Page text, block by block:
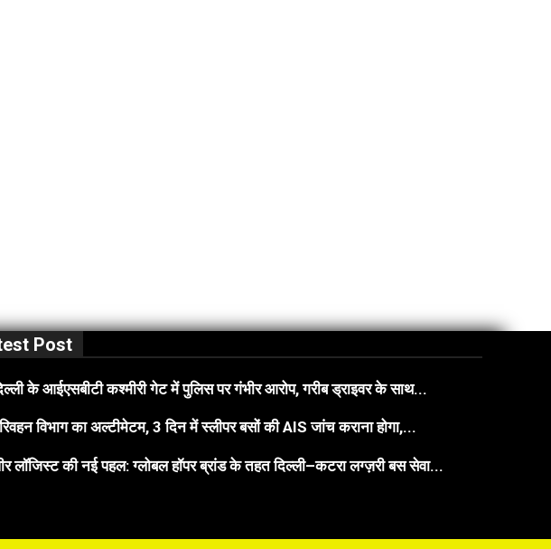
Post
के आईएसबीटी कश्मीरी गेट में पुलिस पर गंभीर आरोप, गरीब ड्राइवर के साथ...
विभाग का अल्टीमेटम, 3 दिन में स्लीपर बसों की AIS जांच कराना होगा,...
लॉजिस्ट की नई पहल: ग्लोबल हॉपर ब्रांड के तहत दिल्ली–कटरा लग्ज़री बस सेवा...